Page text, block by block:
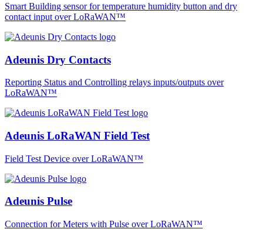
Smart Building sensor for temperature humidity button and dry
contact input over LoRaWAN™
Adeunis Dry Contacts
Reporting Status and Controlling relays inputs/outputs over
LoRaWAN™
Adeunis LoRaWAN Field Test
Field Test Device over LoRaWAN™
Adeunis Pulse
Connection for Meters with Pulse over LoRaWAN™